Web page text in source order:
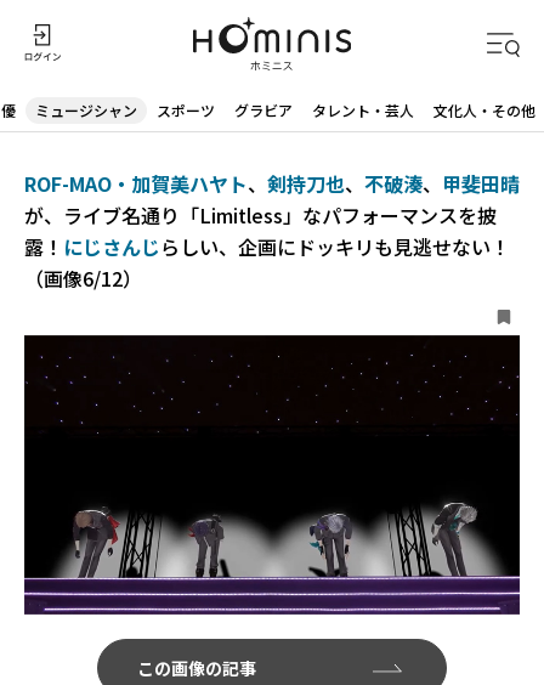
ミュージシャン スポーツ グラビア タレント・芸人 文化人・その他
ROF-MAO・加賀美ハヤト、 剣持刀也、 不破湊、 甲斐田晴
が、ライブ名通り「Limitless」なパフォーマンスを披
露！ にじさんじらしい、企画にドッキリも見逃せない！
（画像6/12）
この画像の記事